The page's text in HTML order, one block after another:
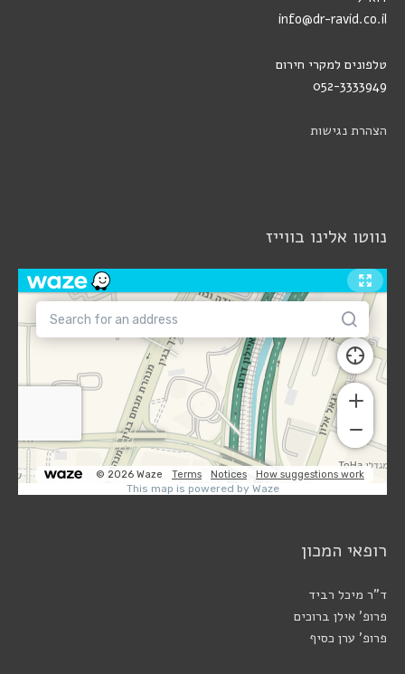
info@dr-ravid.co.il
טלפונים למקרי חירום
052-3333949
הצהרת נגישות
נווטו אלינו בווייז
רופאי המכון
ד"ר מיכל רביד
פרופ' אילן ברוכים
פרופ' ערן כסיף